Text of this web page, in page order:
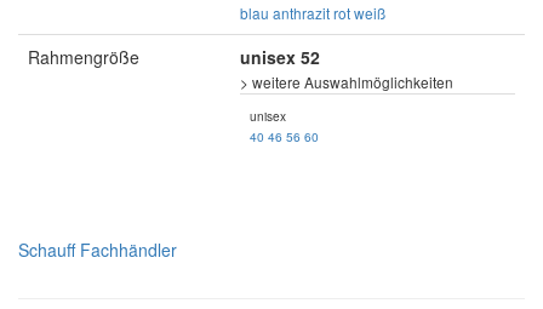
blau anthrazitrotweiß
Rahmengröße unisex 52
> weitere Auswahlmöglichkeiten
unisex
40 46 56 60
Schauff Fachhändler